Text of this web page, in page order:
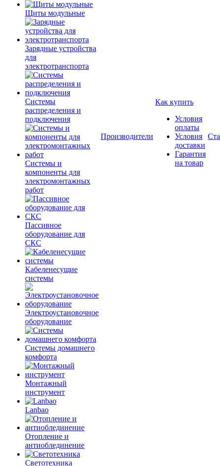
Щиты модульные
Зарядные устройства
для
электротранспорта
Системы
распределения и
подключения
Системы и
компоненты для
электромонтажных
работ
Пассивное
оборудование для
СКС
Кабеленесущие
системы
Электроустановочное
оборудование
Системы домашнего
комфорта
Монтажный
инструмент
Lanbao
Отопление и
антиоблединение
Светотехника
Производители
Как купить
Условия
оплаты
Условия
доставки
Гарантия
на товар